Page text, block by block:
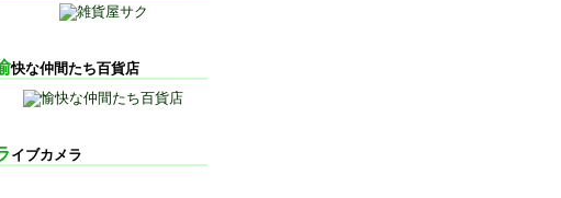
愉快な仲間たち百貨店
ライブカメラ